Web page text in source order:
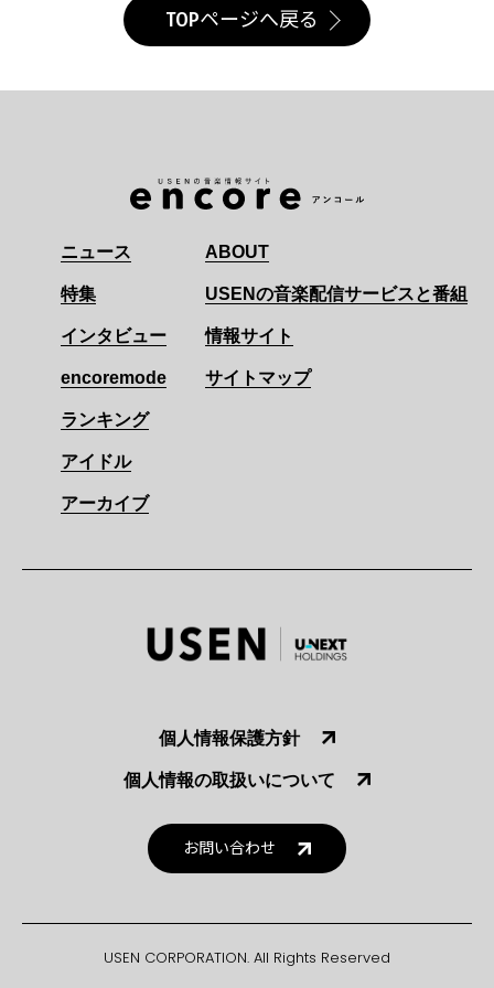
TOPページへ戻る
ニュース
特集
インタビュー
encoremode
ランキング
アイドル
アーカイブ
ABOUT
USENの音楽配信サービスと番組
情報サイト
サイトマップ
個人情報保護方針
個人情報の取扱いについて
お問い合わせ
USEN CORPORATION. All Rights Reserved